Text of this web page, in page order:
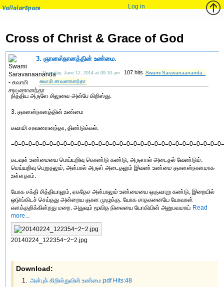
VallalarSpace Log in
Cross of Christ & Grace of God
3. ஞானஸ்நானத்தின் உண்மை.
Thursday, June 12, 2014 at 09:10 am 107 hits Swami Saravanaananda -
சுவாமி சரவணானந்தா
நித்திய அருளே சிலுவை-அன்பே கிறிஸ்து.
3. ஞானஸ்நானத்தின் உண்மை
சுவாமி சரவணானந்தா, திண்டுக்கல்.
கடவுள் உண்மையை மெய்யறிவு கொண்டு கண்டு, அருளால் அடைதல் வேண்டும்.
மெய்யறிவு பெறுதலும், அன்பால் அருள் அடைதலும் இவண் உண்மை ஞானஸ்நானமாக
உள்ளதாம்.
யோக சக்தி சித்தியாலும், ஏகதேச அன்பாலும் உண்மையை ஒருவாறு கண்டு, இறையில்
ஒடுங்கிடச் செய்தது அன்றைய ஞான முழுக்கு. யோக சாதகனையே யோவான்
எனக்குறிக்கின்றது மறை. அதுவும் மூவித நிலையை யோகியின் அனுபவமாய் Read
more...
20140224_122354~2~2.jpg
Download:
அன்புக் கிறிஸ்துவின் உண்மை.pdf Hits:48